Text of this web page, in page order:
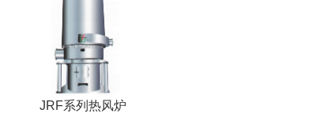
JRF系列热风炉